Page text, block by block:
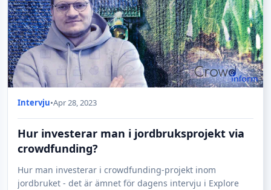
What problem Expandeco is solving?
Brandfy on DOZEN INVESTMENTS
What problem Brandfy is solving?
What is Brandfy market potential?
Intervju•Apr 28, 2023
Hur investerar man i jordbruksprojekt via
crowdfunding?
Hur man investerar i crowdfunding-projekt inom
jordbruket - det är ämnet för dagens intervju i Explore